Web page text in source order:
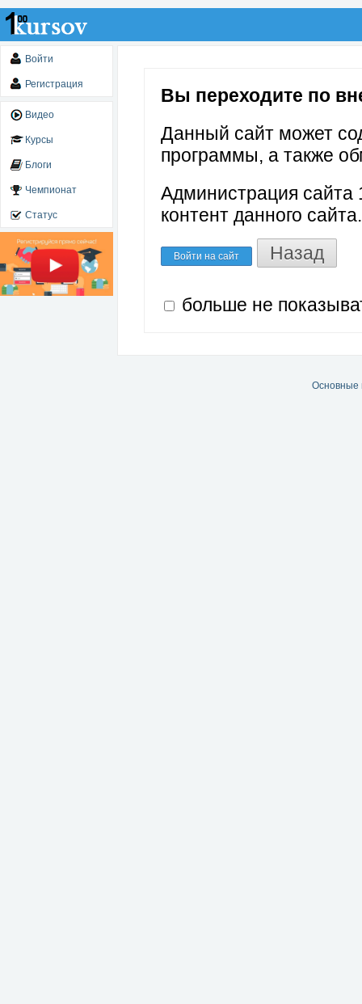
Войти
Регистрация
Видео
Курсы
Блоги
Чемпионат
Статус
Вы переходите по
Данный сайт может
программы, а также
Администрация сайта
контент данного сайта.
Войти на сайт Назад
больше не
Основные